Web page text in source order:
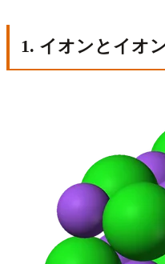
1. イオンとイオ